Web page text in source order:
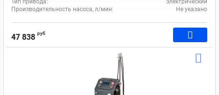
Тип привода:
электрический
Производительность насоса, л/мин:
Не указано
47 838 руб